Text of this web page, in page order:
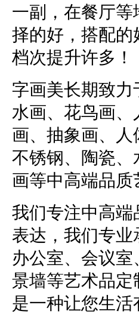
一副，在餐厅
择的好，搭配
档次提升许多！
字画美长期致
水画、花鸟画
画、抽象画、
不锈钢、陶瓷
画等中高端品质
我们专注中高
表达，我们专
办公室、会议
景墙等艺术品
是一种让您生